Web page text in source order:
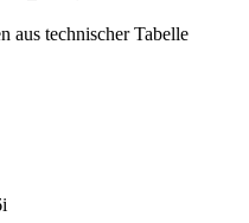
aus technischer Tabelle